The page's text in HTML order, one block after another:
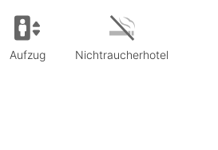
Aufzug Nichtraucherhotel